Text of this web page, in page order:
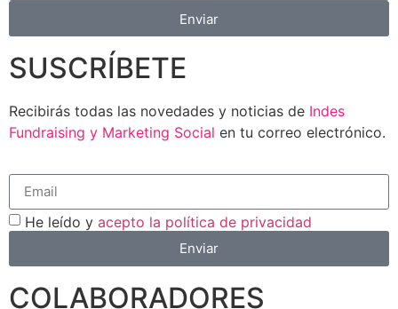
Enviar
SUSCRÍBETE
Recibirás todas las novedades y noticias de Indes
Fundraising y Marketing Social en tu correo electrónico.
He leído y acepto la política de privacidad
Enviar
COLABORADORES